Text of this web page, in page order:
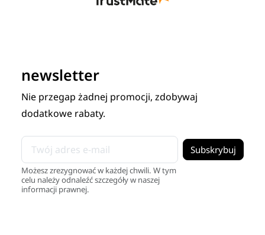
newsletter
Nie przegap żadnej promocji, zdobywaj
dodatkowe rabaty.
Możesz zrezygnować w każdej chwili. W tym
celu należy odnaleźć szczegóły w naszej
informacji prawnej.